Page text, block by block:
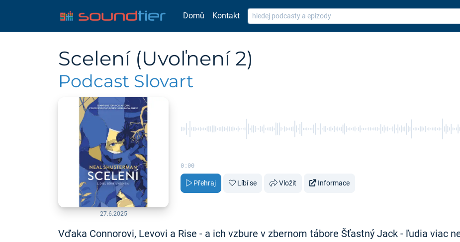
Domů Kontakt
Scelení (Uvoľnení 2)
Podcast Slovart
27.6.2025
0:00
Přehraj Líbí se Vložit Informace
Vďaka Connorovi, Levovi a Rise - a ich vzbure v zbernom tábore Šťastný Jack - ľudia viac